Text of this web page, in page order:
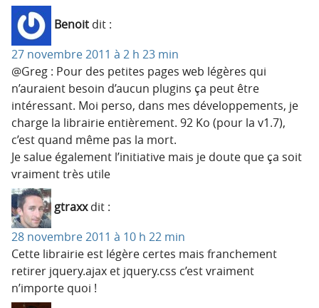
Benoit dit :
27 novembre 2011 à 2 h 23 min
@Greg : Pour des petites pages web légères qui
n’auraient besoin d’aucun plugins ça peut être
intéressant. Moi perso, dans mes développements, je
charge la librairie entièrement. 92 Ko (pour la v1.7),
c’est quand même pas la mort.
Je salue également l’initiative mais je doute que ça soit
vraiment très utile
gtraxx dit :
28 novembre 2011 à 10 h 22 min
Cette librairie est légère certes mais franchement
retirer jquery.ajax et jquery.css c’est vraiment
n’importe quoi !